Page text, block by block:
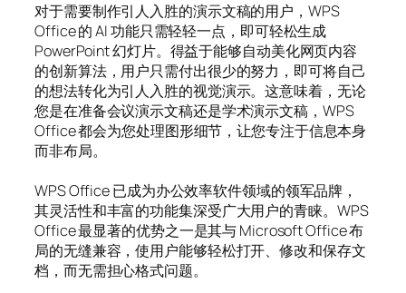
对于需要制作引人入胜的演示文稿的用户，WPS
Office 的 AI 功能只需轻轻一点，即可轻松生成
PowerPoint 幻灯片。得益于能够自动美化网页内容
的创新算法，用户只需付出很少的努力，即可将自己
的想法转化为引人入胜的视觉演示。这意味着，无论
您是在准备会议演示文稿还是学术演示文稿，WPS
Office 都会为您处理图形细节，让您专注于信息本身
而非布局。
WPS Office 已成为办公效率软件领域的领军品牌，
其灵活性和丰富的功能集深受广大用户的青睐。WPS
Office 最显著的优势之一是其与 Microsoft Office 布
局的无缝兼容，使用户能够轻松打开、修改和保存文
档，而无需担心格式问题。